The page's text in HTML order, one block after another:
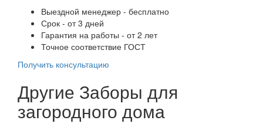
Выездной менеджер - бесплатно
Срок - от 3 дней
Гарантия на работы - от 2 лет
Точное соответствие ГОСТ
Получить консультацию
Другие Заборы для
загородного дома